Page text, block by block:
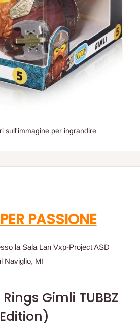
sull'immagine per ingrandire
PASSIONE
la Sala Lan Vxp-Project ASD
Naviglio, MI
Gimli TUBBZ